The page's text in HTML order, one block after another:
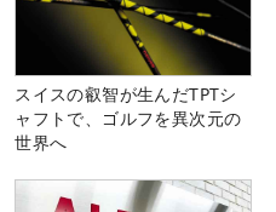
スイスの叡智が生んだTPTシ
ャフトで、ゴルフを異次元の
世界へ